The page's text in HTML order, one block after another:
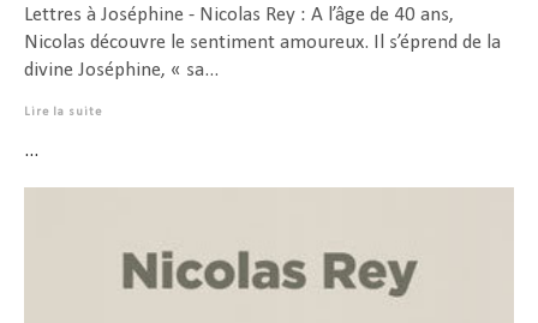
Lettres à Joséphine - Nicolas Rey : A l’âge de 40 ans,
Nicolas découvre le sentiment amoureux. Il s’éprend de la
divine Joséphine, « sa...
Lire la suite
...